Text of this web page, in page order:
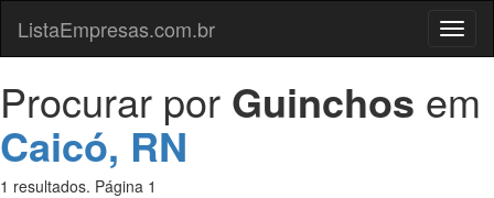
Menu
ListaEmpresas.com.br
Procurar por Guinchos em
Caicó, RN
1 resultados. Página 1